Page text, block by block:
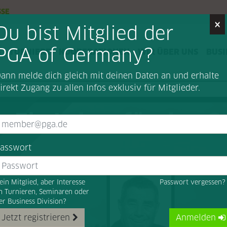
TURNIERE KOOPERATIONEN WIR ÜBER UNS
Ein Leben für den
×
bist Mitglied der
of Germany?
melde dich gleich mit deinen Daten an und erhalte
Zugang zu allen Infos exklusiv für Mitglieder.
Mitglied, aber Interesse
Turnieren, Seminaren oder
Business Division?
Passwort vergessen?
Jetzt registrieren Anmelden